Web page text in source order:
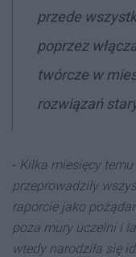
przede
poprzez
twórcze w
rozwiązań
- Kilka miesięcy
przeprowadziły
raporcie jako
poza mury uczelni i
wtedy narodziła się